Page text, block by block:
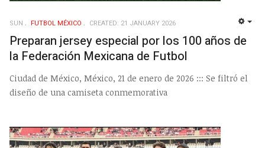
SUN FUTBOL MÉXICO CREATED: 21 JANUARY 2026
Preparan jersey especial por los 100 años de
la Federación Mexicana de Futbol
Ciudad de México, México, 21 de enero de 2026 ::: Se filtró el
diseño de una camiseta conmemorativa